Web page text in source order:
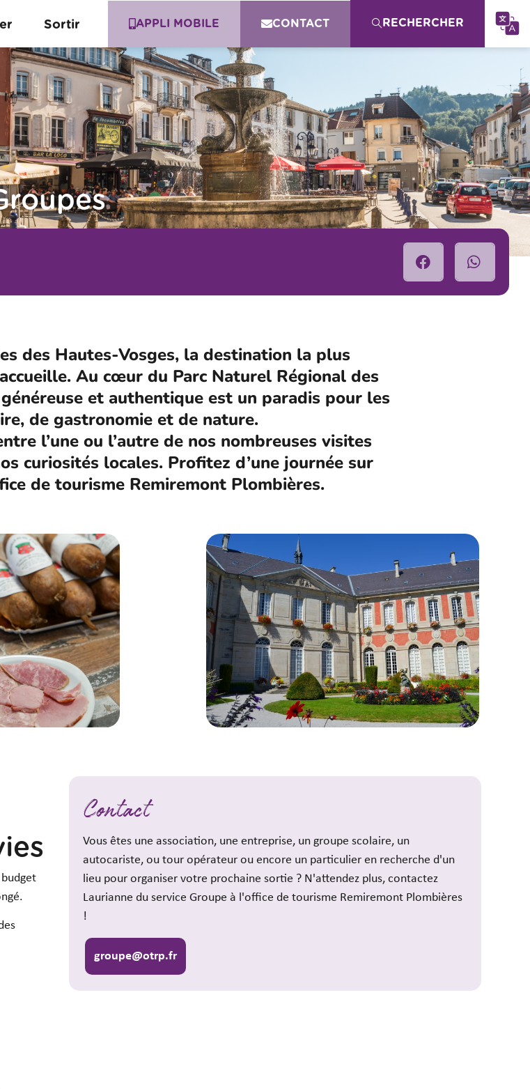
Sortir APPLI MOBILE CONTACT RECHERCHER
des Hautes-Vosges, la destination la plus
Au cœur du Parc Naturel Régional des
et authentique est un paradis pour les
de gastronomie et de nature.
l’une ou l’autre de nos nombreuses visites
curiosités locales. Profitez d’une journée sur
de tourisme Remiremont Plombières.
Contact
Vous êtes une association, une entreprise, un groupe scolaire, un
autocariste, ou tour opérateur ou encore un particulier en recherche d'un
lieu pour organiser votre prochaine sortie ? N'attendez plus, contactez
Laurianne du service Groupe à l'office de tourisme Remiremont Plombières
!
groupe@otrp.fr